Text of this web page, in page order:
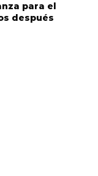
para el
después